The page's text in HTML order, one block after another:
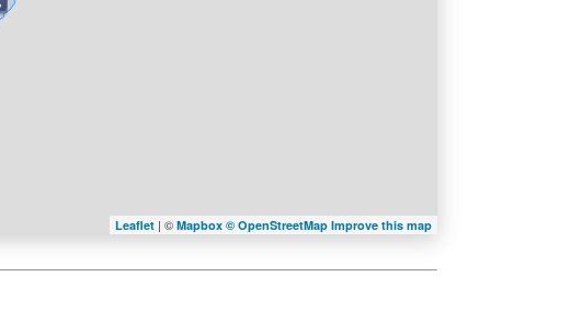
Leaflet | © Mapbox © OpenStreetMap Improve this map